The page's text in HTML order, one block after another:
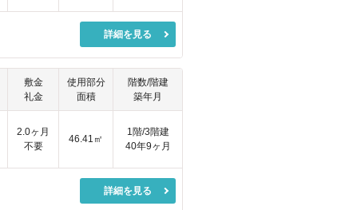
詳細を見る
敷金
礼金
使用部分
面積
階数/階建
築年月
2.0ヶ月
不要
46.41㎡
1階/3階建
40年9ヶ月
詳細を見る